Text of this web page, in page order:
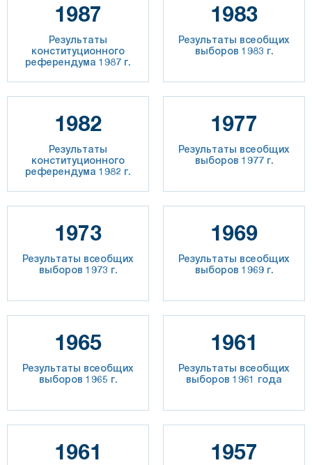
1987
Результаты
конституционного
референдума 1987 г.
1983
Результаты всеобщих
выборов 1983 г.
1982
Результаты
конституционного
референдума 1982 г.
1977
Результаты всеобщих
выборов 1977 г.
1973
Результаты всеобщих
выборов 1973 г.
1969
Результаты всеобщих
выборов 1969 г.
1965
Результаты всеобщих
выборов 1965 г.
1961
Результаты всеобщих
выборов 1961 года
1961 1957